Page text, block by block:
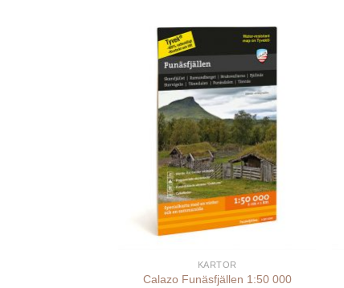
KARTOR
Calazo Funäsfjällen 1:50 000